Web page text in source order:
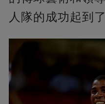
人隊的成功起到